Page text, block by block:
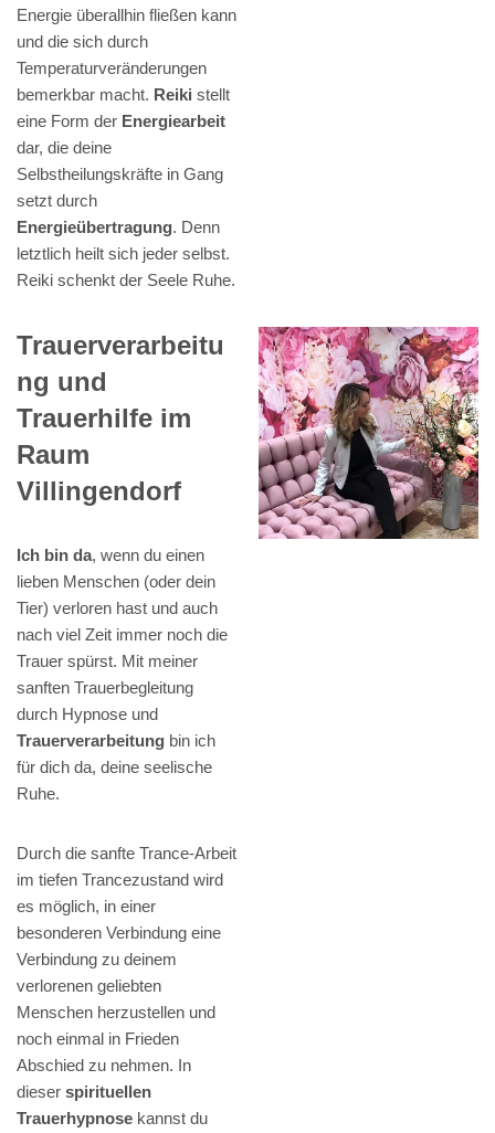
Energie überallhin fließen kann
und die sich durch
Temperaturveränderungen
bemerkbar macht. Reiki stellt
eine Form der Energiearbeit
dar, die deine
Selbstheilungskräfte in Gang
setzt durch
Energieübertragung. Denn
letztlich heilt sich jeder selbst.
Reiki schenkt der Seele Ruhe.
Trauerverarbeitu
ng und
Trauerhilfe im
Raum
Villingendorf
Ich bin da, wenn du einen
lieben Menschen (oder dein
Tier) verloren hast und auch
nach viel Zeit immer noch die
Trauer spürst. Mit meiner
sanften Trauerbegleitung
durch Hypnose und
Trauerverarbeitung bin ich
für dich da, deine seelische
Ruhe.
Durch die sanfte Trance-Arbeit
im tiefen Trancezustand wird
es möglich, in einer
besonderen Verbindung eine
Verbindung zu deinem
verlorenen geliebten
Menschen herzustellen und
noch einmal in Frieden
Abschied zu nehmen. In
dieser spirituellen
Trauerhypnose kannst du